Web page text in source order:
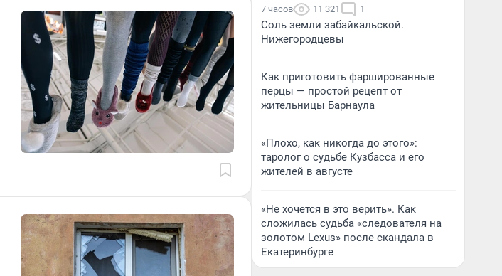
7 часов 11 321 1
Соль земли забайкальской.
Нижегородцевы
Как приготовить фаршированные
перцы — простой рецепт от
жительницы Барнаула
«Плохо, как никогда до этого»:
таролог о судьбе Кузбасса и его
жителей в августе
«Не хочется в это верить». Как
сложилась судьба «следователя на
золотом Lexus» после скандала в
Екатеринбурге